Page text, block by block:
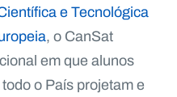
e Tecnológica
, o CanSat
em que alunos
o País projetam e